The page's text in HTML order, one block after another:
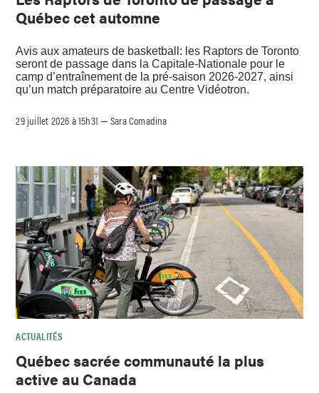
Québec cet automne
Avis aux amateurs de basketball: les Raptors de Toronto
seront de passage dans la Capitale-Nationale pour le
camp d’entraînement de la pré-saison 2026-2027, ainsi
qu’un match préparatoire au Centre Vidéotron.
29 juillet 2026 à 15h31 –Sara Comadina
ACTUALITÉS
Québec sacrée communauté la plus
active au Canada